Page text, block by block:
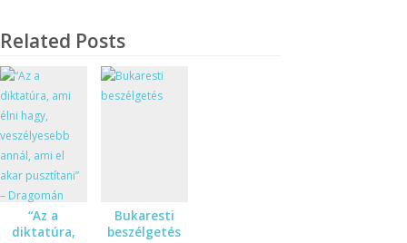
Related Posts
“Az a
diktatúra,
Bukaresti
beszélgetés